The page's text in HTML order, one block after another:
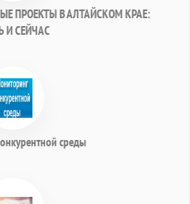
ПРОЕКТЫ В АЛТАЙСКОМ КРАЕ:
И СЕЙЧАС
среды